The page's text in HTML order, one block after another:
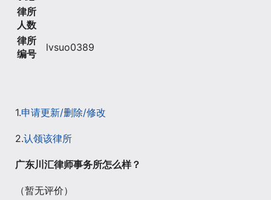
律所
人数
律所
编号
lvsuo0389
1.申请更新/删除/修改
2.认领该律所
广东川汇律师事务所怎么样？
（暂无评价）